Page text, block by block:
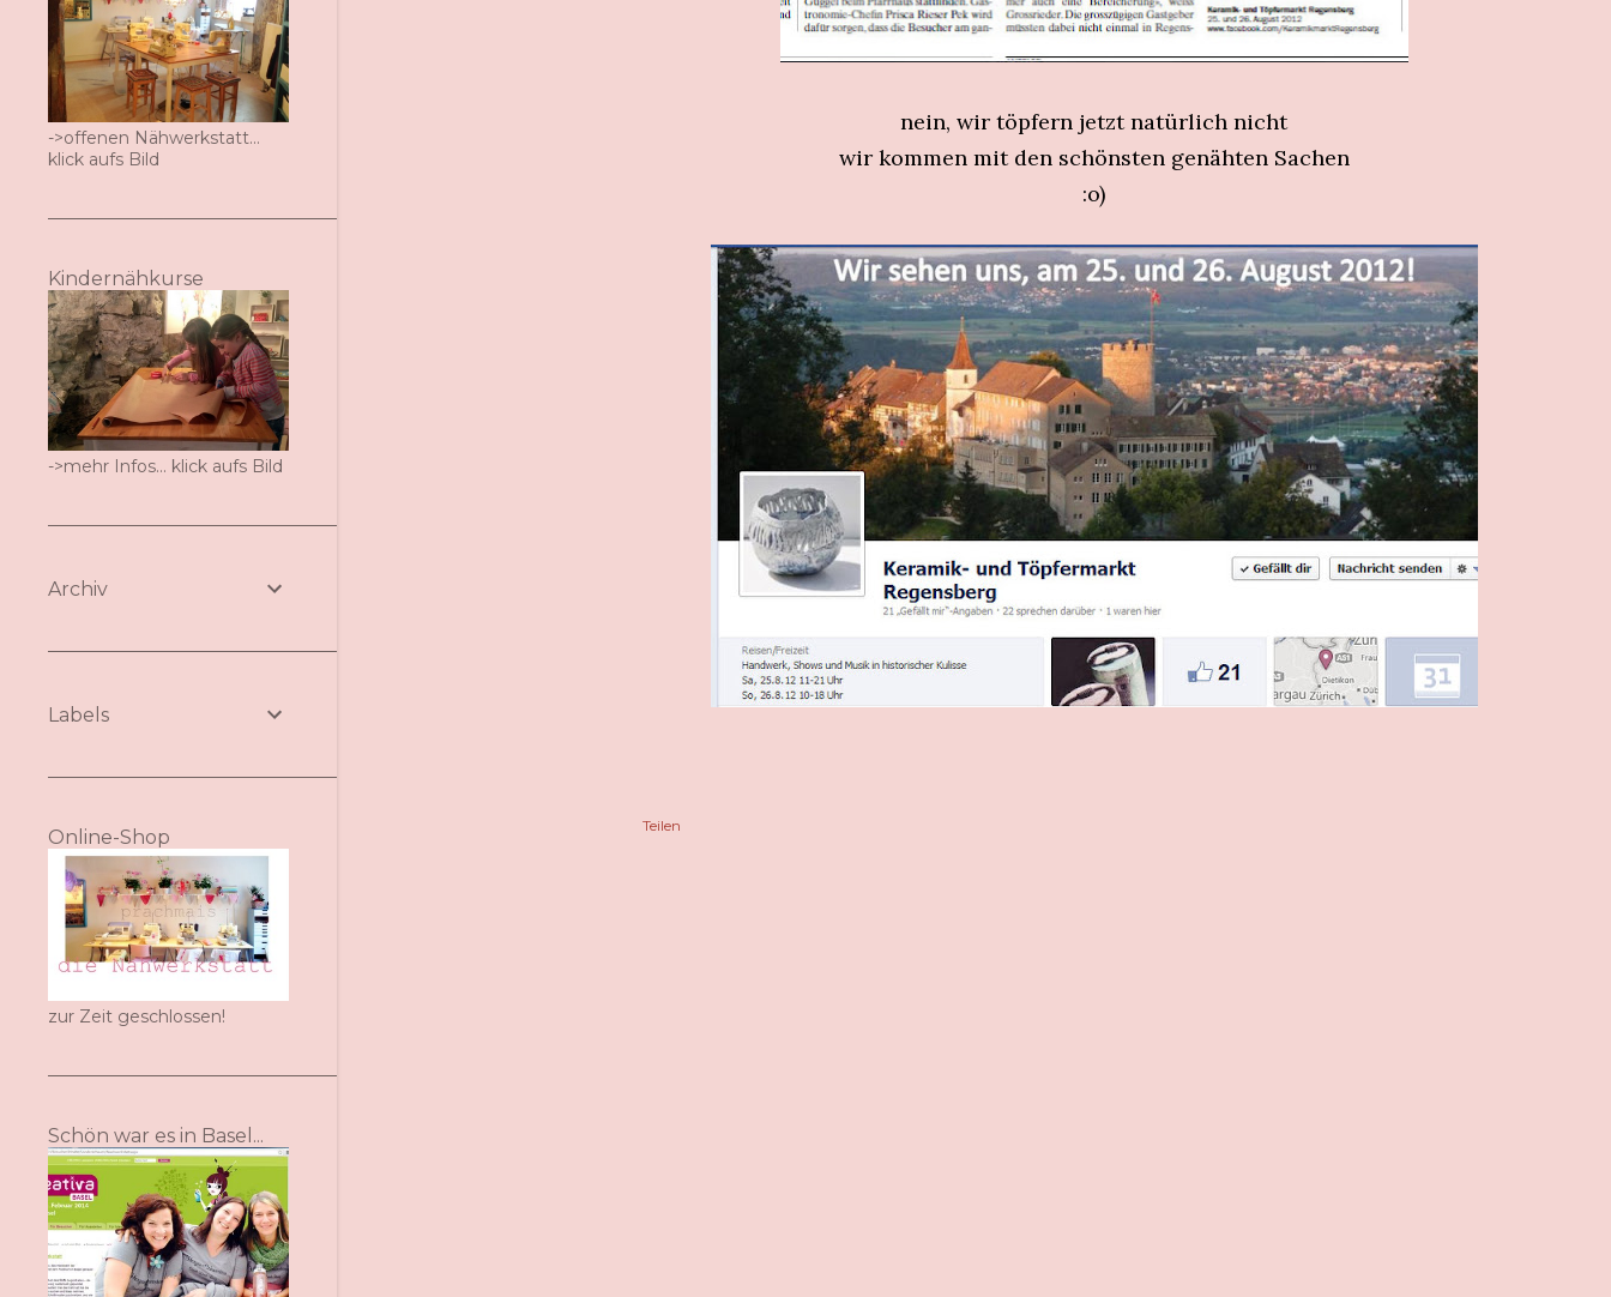
nein, wir töpfern jetzt natürlich nicht
wir kommen mit den schönsten genähten Sachen
:o)
Teilen
->offenen Nähwerkstatt...
klick aufs Bild
Kindernähkurse
->mehr Infos... klick aufs Bild
Archiv
Labels
Online-Shop
zur Zeit geschlossen!
Schön war es in Basel...